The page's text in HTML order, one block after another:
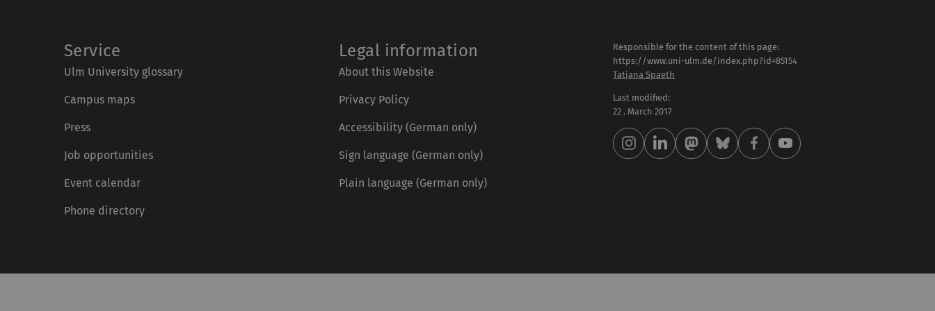
Service
Ulm University glossary
Campus maps
Press
Job opportunities
Event calendar
Phone directory
Legal information
About this Website
Privacy Policy
Accessibility (German only)
Sign language (German only)
Plain language (German only)
Responsible for the content of this page:
https://www.uni-ulm.de/index.php?id=85154
Tatjana Spaeth
Last modified:
22 . March 2017